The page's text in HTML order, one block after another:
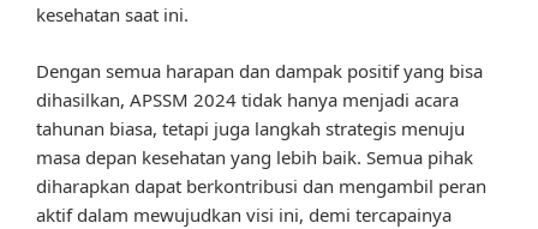
kesehatan saat ini.
Dengan semua harapan dan dampak positif yang bisa
dihasilkan, APSSM 2024 tidak hanya menjadi acara
tahunan biasa, tetapi juga langkah strategis menuju
masa depan kesehatan yang lebih baik. Semua pihak
diharapkan dapat berkontribusi dan mengambil peran
aktif dalam mewujudkan visi ini, demi tercapainya